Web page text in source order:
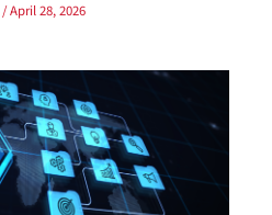
/April 28, 2026